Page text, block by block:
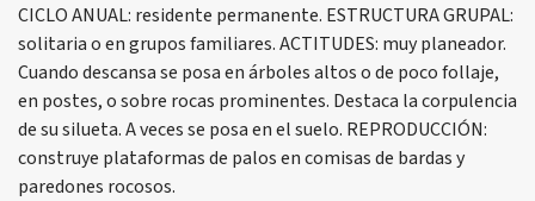
CICLO ANUAL: residente permanente. ESTRUCTURA GRUPAL:
solitaria o en grupos familiares. ACTITUDES: muy planeador.
Cuando descansa se posa en árboles altos o de poco follaje,
en postes, o sobre rocas prominentes. Destaca la corpulencia
de su silueta. A veces se posa en el suelo. REPRODUCCIÓN:
construye plataformas de palos en comisas de bardas y
paredones rocosos.